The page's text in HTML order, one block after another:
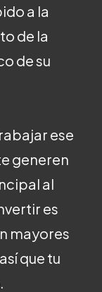
a la
de la
de su
ese
generen
al
es
mayores
que tu